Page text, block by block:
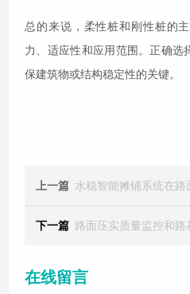
总的来说，柔性桩和刚性桩的
力、适应性和应用范围。正确选
保建筑物或结构稳定性的关键。
上一篇 水稳智能摊铺系统在路
下一篇 路面压实质量监控和路
在线留言